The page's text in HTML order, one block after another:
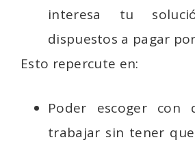
interesa tu
dispuestos a pagar
Esto repercute en:
Poder escoger con
trabajar sin tener